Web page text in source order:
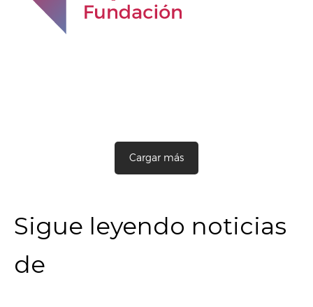
Cargar más
Sigue leyendo noticias
de